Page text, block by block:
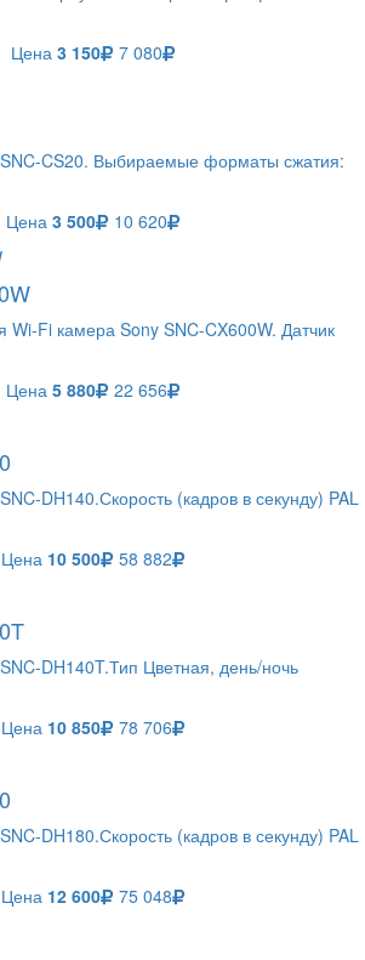
Цена 3 150 7 080
CS20. Выбираемые форматы сжатия:
Цена 3 500 10 620
Wi-Fi камера Sony SNC-CX600W. Датчик
Цена 5 880 22 656
DH140.Скорость (кадров в секунду) PAL
Цена 10 500 58 882
DH140T.Тип Цветная, день/ночь
Цена 10 850 78 706
DH180.Скорость (кадров в секунду) PAL
Цена 12 600 75 048